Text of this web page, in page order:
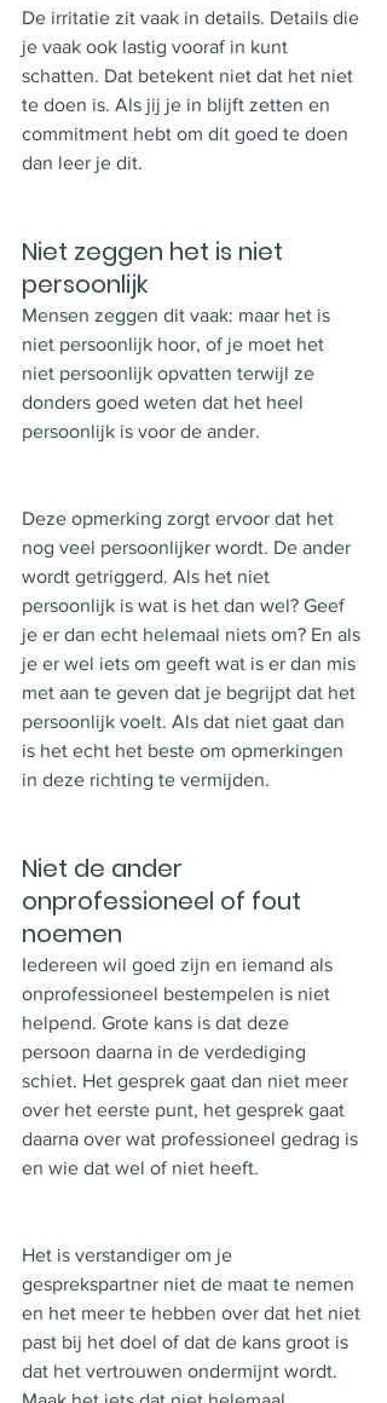
De irritatie zit vaak in details. Details die
je vaak ook lastig vooraf in kunt
schatten. Dat betekent niet dat het niet
te doen is. Als jij je in blijft zetten en
commitment hebt om dit goed te doen
dan leer je dit.
Niet zeggen het is niet
persoonlijk
Mensen zeggen dit vaak: maar het is
niet persoonlijk hoor, of je moet het
niet persoonlijk opvatten terwijl ze
donders goed weten dat het heel
persoonlijk is voor de ander.
Deze opmerking zorgt ervoor dat het
nog veel persoonlijker wordt. De ander
wordt getriggerd. Als het niet
persoonlijk is wat is het dan wel? Geef
je er dan echt helemaal niets om? En als
je er wel iets om geeft wat is er dan mis
met aan te geven dat je begrijpt dat het
persoonlijk voelt. Als dat niet gaat dan
is het echt het beste om opmerkingen
in deze richting te vermijden.
Niet de ander
onprofessioneel of fout
noemen
Iedereen wil goed zijn en iemand als
onprofessioneel bestempelen is niet
helpend. Grote kans is dat deze
persoon daarna in de verdediging
schiet. Het gesprek gaat dan niet meer
over het eerste punt, het gesprek gaat
daarna over wat professioneel gedrag is
en wie dat wel of niet heeft.
Het is verstandiger om je
gesprekspartner niet de maat te nemen
en het meer te hebben over dat het niet
past bij het doel of dat de kans groot is
dat het vertrouwen ondermijnt wordt.